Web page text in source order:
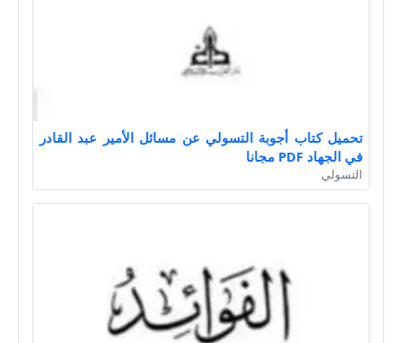
تحميل كتاب أجوبة التسولي عن مسائل الأمير عبد القادر
في الجهاد PDF مجانا
التسولي